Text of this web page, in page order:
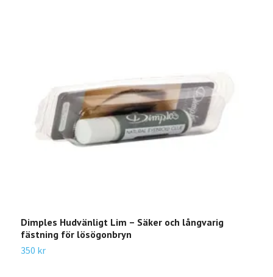
Dimples Hudvänligt Lim – Säker och långvarig
fästning för lösögonbryn
350 kr